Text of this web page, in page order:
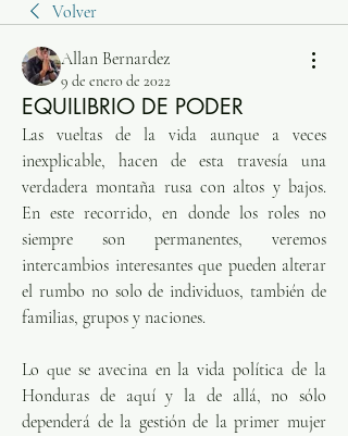
Volver
Allan Bernardez
9 de enero de 2022
EQUILIBRIO DE PODER
Las vueltas de la vida aunque a veces
inexplicable, hacen de esta travesía una
verdadera montaña rusa con altos y bajos.
En este recorrido, en donde los roles no
siempre son permanentes, veremos
intercambios interesantes que pueden alterar
el rumbo no solo de individuos, también de
familias, grupos y naciones.
Lo que se avecina en la vida política de la
Honduras de aquí y la de allá, no sólo
dependerá de la gestión de la primer mujer